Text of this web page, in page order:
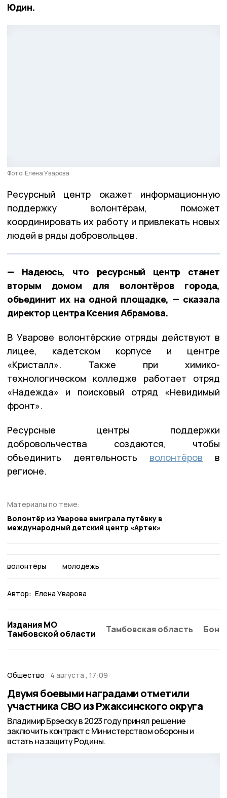
Юдин.
Фото: Елена Уварова
Ресурсный центр окажет информационную
поддержку волонтёрам, поможет
координировать их работу и привлекать новых
людей в ряды добровольцев.
— Надеюсь, что ресурсный центр станет
вторым домом для волонтёров города,
объединит их на одной площадке, — сказала
директор центра Ксения Абрамова.
В Уварове волонтёрские отряды действуют в
лицее, кадетском корпусе и центре
«Кристалл». Также при химико-
технологическом колледже работает отряд
«Надежда» и поисковый отряд «Невидимый
фронт».
Ресурсные центры поддержки
добровольчества создаются, чтобы
объединить деятельность волонтёров в
регионе.
Материалы по теме:
Волонтёр из Уварова выиграла путёвку в
международный детский центр «Артек»
волонтёры молодёжь
Автор: Елена Уварова
Издания МО
Тамбовской области
Тамбовская область
Общество 4 августа , 17:09
Двумя боевыми наградами отметили
участника СВО из Ржаксинского округа
Владимир Брэеску в 2023 году принял решение
заключить контракт с Министерством обороны и
встать на защиту Родины.